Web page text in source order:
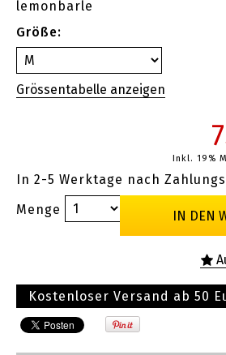
lemonbarle
Größe:
Inkl. 19%
In 2-5 Werktage nach
Menge
Kostenloser Versand ab 50